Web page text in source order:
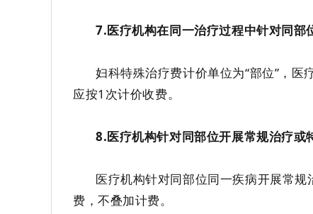
7.医疗机构在同一治疗过程中针对同部
妇科特殊治疗费计价单位为“部位” ，医
应按1 次计价收费。
8.医疗机构针对同部位开展常规治疗或
医疗机构针对同部位同一疾病开展常规
费，不叠加计费。